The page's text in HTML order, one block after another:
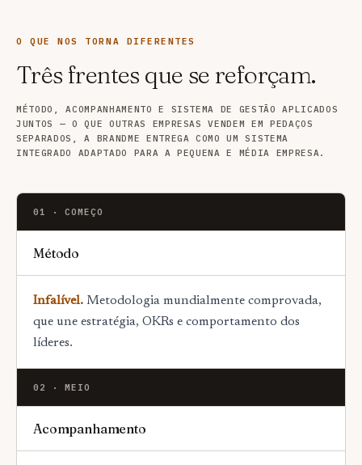
O QUE NOS TORNA DIFERENTES
Três frentes que se reforçam.
MÉTODO, ACOMPANHAMENTO E SISTEMA DE GESTÃO APLICADOS
JUNTOS — O QUE OUTRAS EMPRESAS VENDEM EM PEDAÇOS
SEPARADOS, A BRANDME ENTREGA COMO UM SISTEMA
INTEGRADO ADAPTADO PARA A PEQUENA E MÉDIA EMPRESA.
01 · COMEÇO
Método
Infalível. Metodologia mundialmente comprovada,
que une estratégia, OKRs e comportamento dos
líderes.
02 · MEIO
Acompanhamento